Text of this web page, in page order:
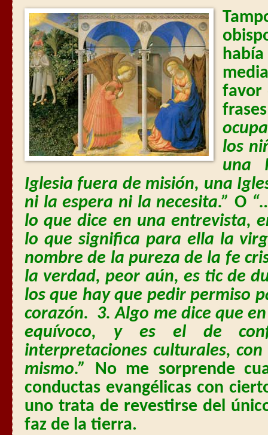
favor
los
una
Iglesia fuera de misión, una
ni la espera ni la necesita.” O
lo que dice en una entrevista,
lo que significa para ella la
nombre de la pureza de la fe
la verdad, peor aún, es tic de
los que hay que pedir permiso
corazón. 3. Algo me dice que
equívoco, y es el de
interpretaciones culturales,
mismo.” No me sorprende
conductas evangélicas con
uno trata de revestirse del
faz de la tierra.